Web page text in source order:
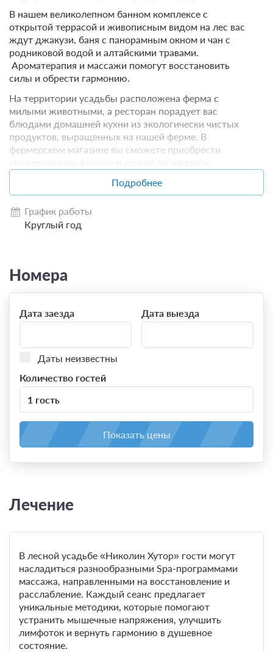
В нашем великолепном банном комплексе с
открытой террасой и живописным видом на лес вас
ждут джакузи, баня с панорамным окном и чан с
родниковой водой и алтайскими травами.
Ароматерапия и массажи помогут восстановить
силы и обрести гармонию.
На территории усадьбы расположена ферма с
милыми животными, а ресторан порадует вас
блюдами домашней кухни из экологически чистых
продуктов, выращенных на нашей ферме. В
фермерском магазине вы сможете приобрести
Творческое вдохновение вам подарят наши
регулярные мастер-классы.
Активный отдых на любой вкус: прогулки по лесу,
сбор грибов, конные прогулки, рыбалка, катание на
квадроциклах, вечер у костра в кругу
природы станет частью ваших незабываемых
воспоминаний.
Подробнее
График работы
Круглый год
Номера
Дата заезда Дата выезда
Даты неизвестны
Количество гостей
1 гость
Показать цены
Лечение
В лесной усадьбе «Николин Хутор» гости могут
насладиться разнообразными Spa-программами
массажа, направленными на восстановление и
расслабление. Каждый сеанс предлагает
уникальные методики, которые помогают
устранить мышечные напряжения, улучшить
лимфоток и вернуть гармонию в душевное
состояние.